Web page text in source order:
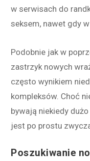
w serwisach do
seksem, nawet gdy
Podobnie jak w
zastrzyk nowych
często wynikiem
kompleksów. Choć
bywają niekiedy
jest po prostu
Poszukiwanie